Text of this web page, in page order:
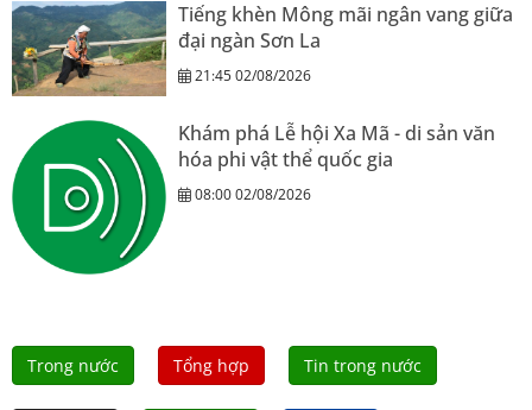
Tiếng khèn Mông mãi ngân vang giữa
đại ngàn Sơn La
21:45 02/08/2026
Khám phá Lễ hội Xa Mã - di sản văn
hóa phi vật thể quốc gia
08:00 02/08/2026
Trong nước Tổng hợp Tin trong nước